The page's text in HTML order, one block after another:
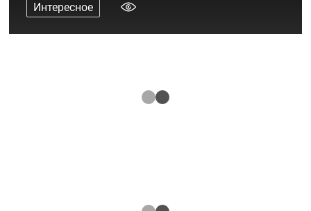
Интересное
рейтинг "Платина"